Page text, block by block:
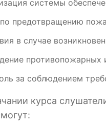
системы
предотвращению
в случае
противопожарных
за соблюдением
курса